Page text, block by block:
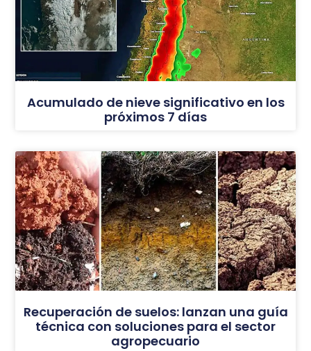
Acumulado de nieve significativo en los
próximos 7 días
Recuperación de suelos: lanzan una guía
técnica con soluciones para el sector
agropecuario